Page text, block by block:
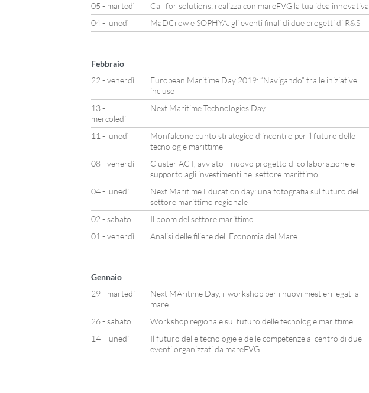
05 - martedì
Call for solutions: realizza con mareFVG la tua idea innovativa
04 - lunedì
MaDCrow e SOPHYA: gli eventi finali di due progetti di R&S
Febbraio
22 - venerdì
European Maritime Day 2019: “Navigando” tra le iniziative
incluse
13 -
mercoledì
Next Maritime Technologies Day
11 - lunedì
Monfalcone punto strategico d’incontro per il futuro delle
tecnologie marittime
08 - venerdì
Cluster ACT, avviato il nuovo progetto di collaborazione e
supporto agli investimenti nel settore marittimo
04 - lunedì
Next Maritime Education day: una fotografia sul futuro del
settore marittimo regionale
02 - sabato
Il boom del settore marittimo
01 - venerdì
Analisi delle filiere dell’Economia del Mare
Gennaio
29 - martedì
Next MAritime Day, il workshop per i nuovi mestieri legati al
mare
26 - sabato
Workshop regionale sul futuro delle tecnologie marittime
14 - lunedì
Il futuro delle tecnologie e delle competenze al centro di due
eventi organizzati da mareFVG